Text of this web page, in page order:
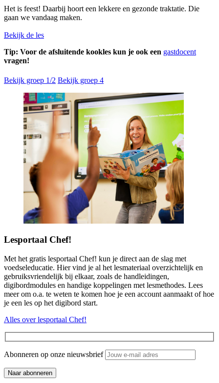
Het is feest! Daarbij hoort een lekkere en gezonde traktatie. Die
gaan we vandaag maken.
Bekijk de les
Tip: Voor de afsluitende kookles kun je ook een gastdocent
vragen!
Bekijk groep 1/2 Bekijk groep 4
Lesportaal Chef!
Met het gratis lesportaal Chef! kun je direct aan de slag met
voedseleducatie. Hier vind je al het lesmateriaal overzichtelijk en
gebruiksvriendelijk bij elkaar, zoals de handleidingen,
digibordmodules en handige koppelingen met lesmethodes. Lees
meer om o.a. te weten te komen hoe je een account aanmaakt of hoe
je een les op het digibord start.
Alles over lesportaal Chef!
Abonneren op onze nieuwsbrief